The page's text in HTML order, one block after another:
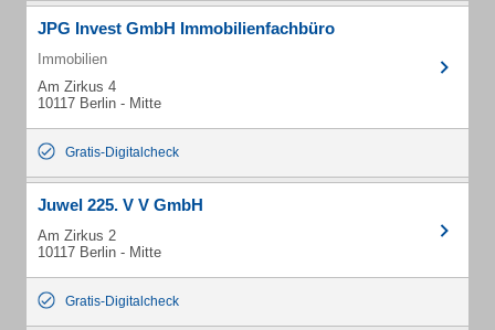
JPG Invest GmbH Immobilienfachbüro
Immobilien
Am Zirkus 4
10117 Berlin - Mitte
Gratis-Digitalcheck
Juwel 225. V V GmbH
Am Zirkus 2
10117 Berlin - Mitte
Gratis-Digitalcheck